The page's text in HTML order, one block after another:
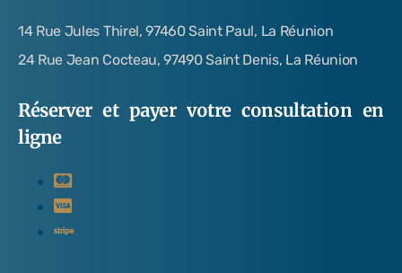
14 Rue Jules Thirel, 97460 Saint Paul, La Réunion
24 Rue Jean Cocteau, 97490 Saint Denis, La Réunion
Réserver et payer votre consultation en
ligne